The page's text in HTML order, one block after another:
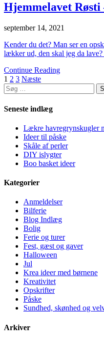
Hjemmelavet Røsti
september 14, 2021
Kender du det? Man ser en
lækker ud, den skal jeg da
Continue Reading
Indlægsinddeling
1 2 3 Næste
Søg
efter:
Seneste indlæg
Lækre havregrynskugler
Ideer til påske
Skåle af perler
DIY islygter
Boo basket ideer
Kategorier
Anmeldelser
Bilferie
Blog Indlæg
Bolig
Ferie og turer
Fest, gæst og gaver
Halloween
Jul
Krea ideer med børnene
Kreativitet
Opskrifter
Påske
Sundhed, skønhed og
Arkiver